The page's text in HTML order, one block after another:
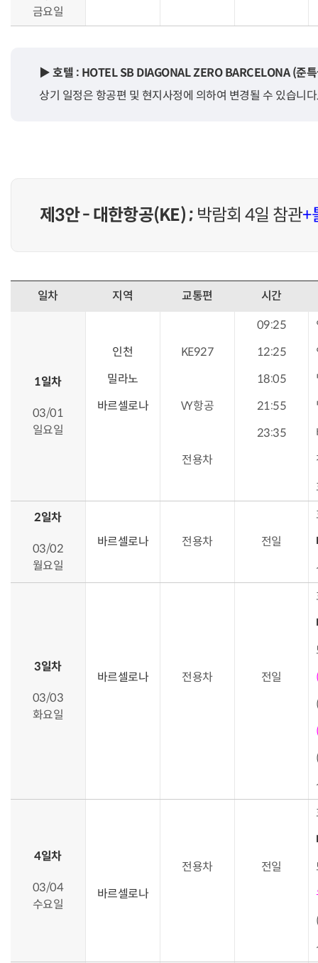
금요일
▶ 호텔 : HOTEL SB DIAGONAL ZERO BARCELONA (준
상기 일정은 항공편 및 현지사정에 의하여 변경될 수 있습니
제3안 - 대한항공(KE) ; 박람회 4일 참관+
일차 지역 교통편 시간
1일차
03/01
일요일
09:25
인천
KE927 12:25
밀라노
18:05
바르셀로나
VY항공 21:55
23:35
전용차
2일차
03/02
월요일
바르셀로나
전용차 전일
3일차
03/03
화요일
바르셀로나
전용차 전일
4일차
03/04
수요일
전용차
전일
바르셀로나